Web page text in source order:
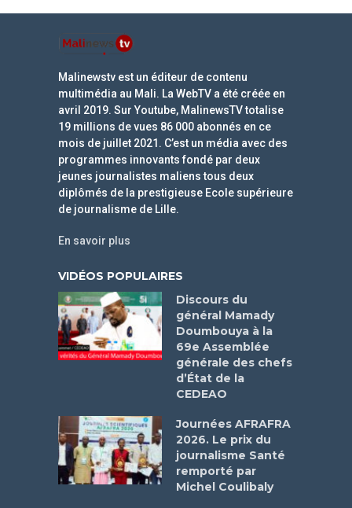
Malinewstv est un éditeur de contenu
multimédia au Mali. La WebTV a été créée en
avril 2019. Sur Youtube, MalinewsTV totalise
19 millions de vues 86 000 abonnés en ce
mois de juillet 2021. C’est un média avec des
programmes innovants fondé par deux
jeunes journalistes maliens tous deux
diplômés de la prestigieuse Ecole supérieure
de journalisme de Lille.
En savoir plus
VIDÉOS POPULAIRES
Discours du
général Mamady
Doumbouya à la
69e Assemblée
générale des chefs
d’État de la
CEDEAO
Journées AFRAFRA
2026. Le prix du
journalisme Santé
remporté par
Michel Coulibaly